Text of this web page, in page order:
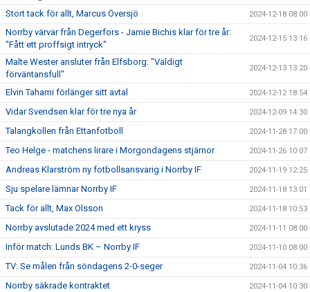
Stort tack för allt, Marcus Översjö
2024-12-18 08:00
Norrby värvar från Degerfors - Jamie Bichis klar för tre år:
"Fått ett proffsigt intryck"
2024-12-15 13:16
Malte Wester ansluter från Elfsborg: "Väldigt
förväntansfull"
2024-12-13 13:20
Elvin Tahami förlänger sitt avtal 2024-12-12 18:54
Vidar Svendsen klar för tre nya år 2024-12-09 14:30
Talangkollen från Ettanfotboll 2024-11-28 17:00
Teo Helge - matchens lirare i Morgondagens stjärnor 2024-11-26 10:07
Andreas Klarström ny fotbollsansvarig i Norrby IF 2024-11-19 12:25
Sju spelare lämnar Norrby IF 2024-11-18 13:01
Tack för allt, Max Olsson 2024-11-18 10:53
Norrby avslutade 2024 med ett kryss 2024-11-11 08:00
Inför match: Lunds BK – Norrby IF 2024-11-10 08:00
TV: Se målen från söndagens 2-0-seger 2024-11-04 10:36
Norrby säkrade kontraktet 2024-11-04 10:30